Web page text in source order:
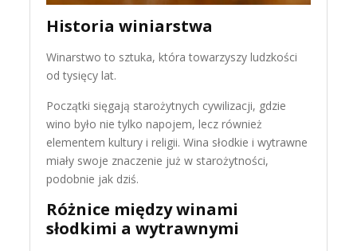
Historia winiarstwa
Winarstwo to sztuka, która towarzyszy ludzkości
od tysięcy lat.
Początki sięgają starożytnych cywilizacji, gdzie
wino było nie tylko napojem, lecz również
elementem kultury i religii. Wina słodkie i wytrawne
miały swoje znaczenie już w starożytności,
podobnie jak dziś.
Różnice między winami
słodkimi a wytrawnymi